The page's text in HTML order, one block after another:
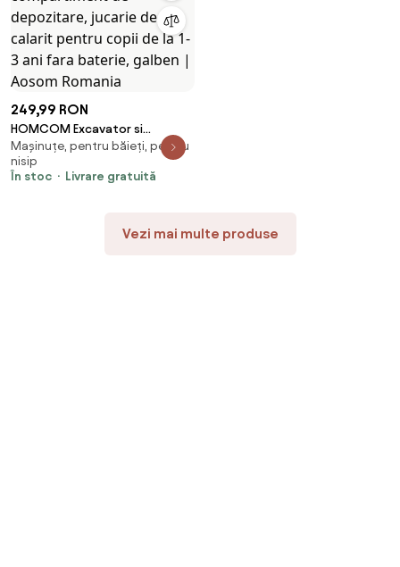
249,99 RON
HOMCOM Excavator si
compartiment de depozitare,
jucarie de calarit pentru copii
de la 1-3 ani fara baterie,
Mașinuțe, pentru băieți, pentru
nisip
În stoc
Livrare gratuită
Vezi mai multe produse